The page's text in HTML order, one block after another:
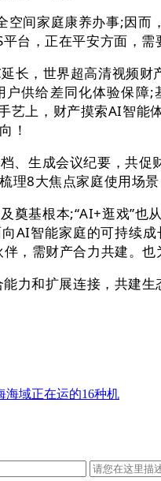
家庭康养办事;因而
台，正在平安方面，需
，世界超高清视频财
供给差同化体验保障
手艺上，财产摸索AI智
！
生成会议纪要，共促
理8大焦点家庭使用场
根本;“AI+逛戏”也从
AI智能家庭的可持续
，需财产合力共建。
和扩展连接，共建生
海域正在运的16种机